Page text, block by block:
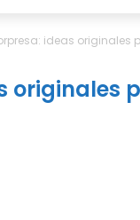
ideas originales
originales